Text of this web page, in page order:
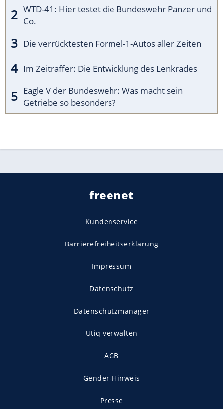
WTD-41: Hier testet die Bundeswehr Panzer und
Co.
Die verrücktesten Formel-1-Autos aller Zeiten
Im Zeitraffer: Die Entwicklung des Lenkrades
Eagle V der Bundeswehr: Was macht sein
Getriebe so besonders?
freenet
Kundenservice
Barrierefreiheitserklärung
Impressum
Datenschutz
Datenschutzmanager
Utiq verwalten
AGB
Gender-Hinweis
Presse